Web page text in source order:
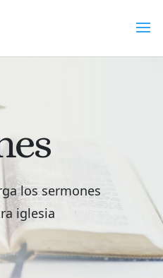
los sermones
iglesia